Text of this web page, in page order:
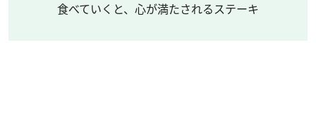
食べていくと、心が満たされるステーキ